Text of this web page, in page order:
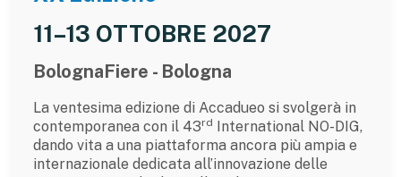
11–13 OTTOBRE 2027
BolognaFiere - Bologna
La ventesima edizione di Accadueo si svolgerà in
contemporanea con il 43rd International NO-DIG,
dando vita a una piattaforma ancora più ampia e
internazionale dedicata all’innovazione delle